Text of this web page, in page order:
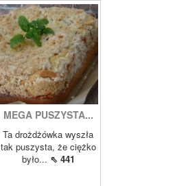
MEGA PUSZYSTA...
Ta drożdżówka wyszła
tak puszysta, że ciężko
było... ⇖ 441